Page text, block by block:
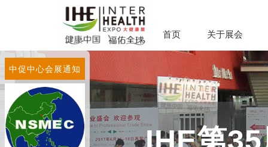
首页 关于展会
中促中心会展通知